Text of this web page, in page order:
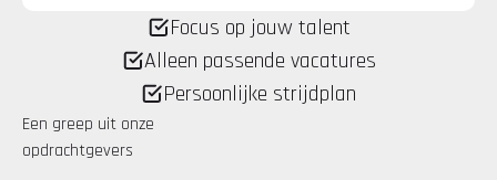
Focus op jouw talent
Alleen passende vacatures
Persoonlijke strijdplan
Een greep uit onze
opdrachtgevers